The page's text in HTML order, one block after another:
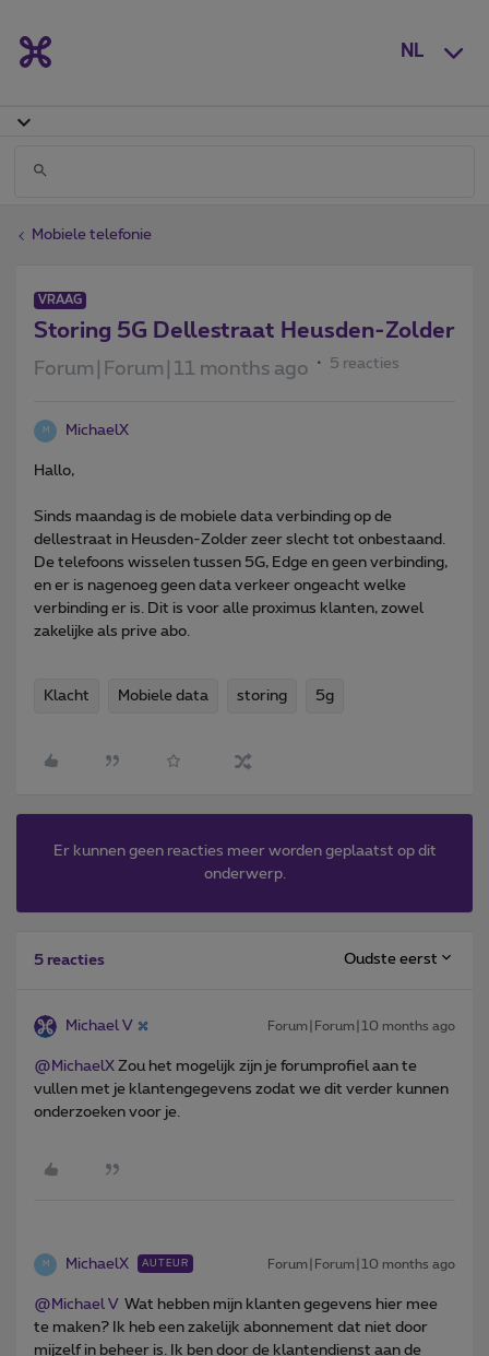
NL
Mobiele telefonie
VRAAG
Storing 5G Dellestraat Heusden-Zolder
Forum|Forum|11 months ago 5 reacties
M MichaelX
Hallo,
Sinds maandag is de mobiele data verbinding op de
dellestraat in Heusden-Zolder zeer slecht tot onbestaand.
De telefoons wisselen tussen 5G, Edge en geen verbinding,
en er is nagenoeg geen data verkeer ongeacht welke
verbinding er is. Dit is voor alle proximus klanten, zowel
zakelijke als prive abo.
Klacht Mobiele data storing 5g
Er kunnen geen reacties meer worden geplaatst op dit
onderwerp.
5 reacties Oudste eerst
Michael V Forum|Forum|10 months ago
@MichaelX Zou het mogelijk zijn je forumprofiel aan te
vullen met je klantengegevens zodat we dit verder kunnen
onderzoeken voor je.
M MichaelX AUTEUR Forum|Forum|10 months ago
@Michael VWat hebben mijn klanten gegevens hier mee
te maken? Ik heb een zakelijk abonnement dat niet door
mijzelf in beheer is. Ik ben door de klantendienst aan de